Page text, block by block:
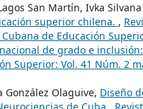
San Martín, Ivka Silvana
superior chilena. ,
de Educación
de grado e inclusión:
Superior: Vol. 41 Núm. 2
Olaguive, Diseño